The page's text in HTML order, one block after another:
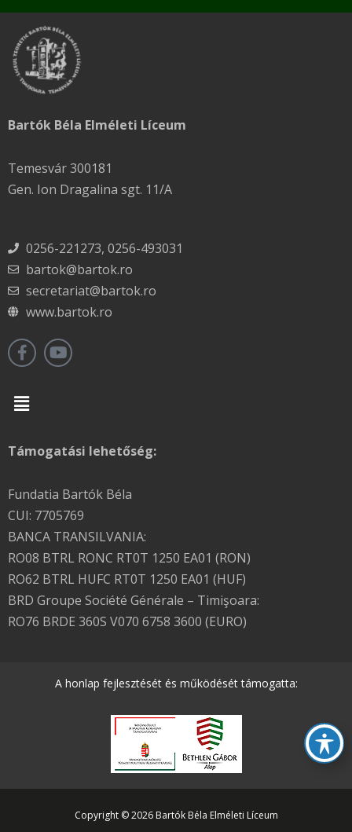
Bartók Béla Elméleti Líceum
Temesvár 300181
Gen. Ion Dragalina sgt. 11/A
0256-221273, 0256-493031
bartok@bartok.ro
secretariat@bartok.ro
www.bartok.ro
Menu
Támogatási lehetőség:
Fundatia Bartók Béla
CUI: 7705769
BANCA TRANSILVANIA:
RO08 BTRL RONC RT0T 1250 EA01 (RON)
RO62 BTRL HUFC RT0T 1250 EA01 (HUF)
BRD Groupe Société Générale – Timişoara:
RO76 BRDE 360S V070 6758 3600 (EURO)
A honlap fejlesztését és működését támogatta:
Copyright © 2026 Bartók Béla Elméleti Líceum